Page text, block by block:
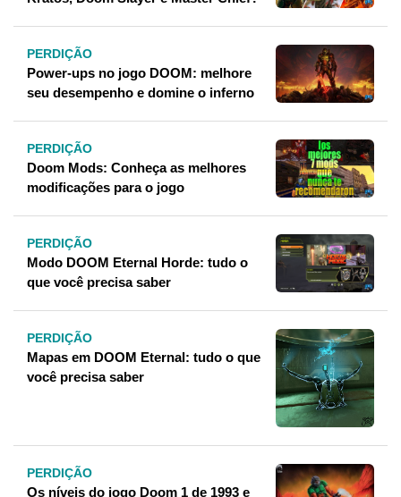
PERDIÇÃO
Power-ups no jogo DOOM: melhore
seu desempenho e domine o inferno
PERDIÇÃO
Doom Mods: Conheça as melhores
modificações para o jogo
PERDIÇÃO
Modo DOOM Eternal Horde: tudo o
que você precisa saber
PERDIÇÃO
Mapas em DOOM Eternal: tudo o que
você precisa saber
PERDIÇÃO
Os níveis do jogo Doom 1 de 1993 e